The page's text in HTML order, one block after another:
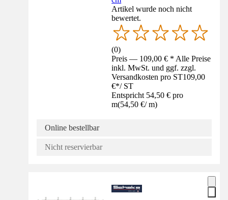
Artikel wurde noch nicht
bewertet.
(0)
Preis — 109,00 € * Alle Preise
inkl. MwSt. und ggf. zzgl.
Versandkosten pro ST109,00
€*/ ST
Entspricht 54,50 € pro
m(54,50 €/ m)
Online bestellbar
Nicht reservierbar